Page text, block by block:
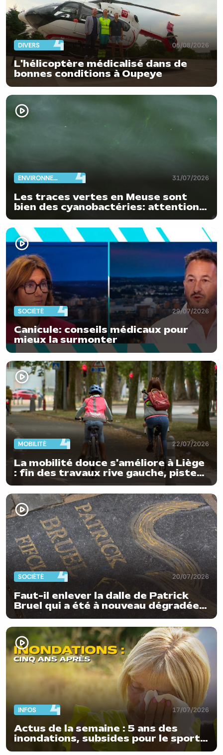
DIVERS 05/08/2026
L'hélicoptère médicalisé dans de
bonnes conditions à Oupeye
ENVIRONNEMENT 31/07/2026
Les traces vertes en Meuse sont
bien des cyanobactéries: attention
danger !
SOCIÉTÉ 29/07/2026
Canicule: conseils médicaux pour
mieux la surmonter
MOBILITÉ 22/07/2026
La mobilité douce s'améliore à Liège
: fin des travaux rive gauche, pistes
cyclo-piétonnes Avroy et
Guillemins...
SOCIÉTÉ 20/07/2026
Faut-il enlever la dalle de Patrick
Bruel qui a été à nouveau dégradée ?
"Nos ouvriers sont en vacances"
INFOS 17/07/2026
Actus de la semaine : 5 ans des
inondations, subsides pour le sport
et feu d'artifice